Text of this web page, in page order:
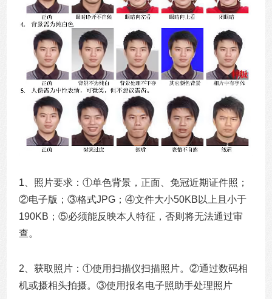
1、照片要求：①单色背景，正面、免冠近期证件照；
②电子版；③格式JPG；④文件大小50KB以上且小于
190KB；⑤必须能反映本人特征，否则将无法通过审
查。
2、获取照片：①使用扫描仪扫描照片。②通过数码相
机或摄相头拍摄。③使用报名电子照助手处理照片